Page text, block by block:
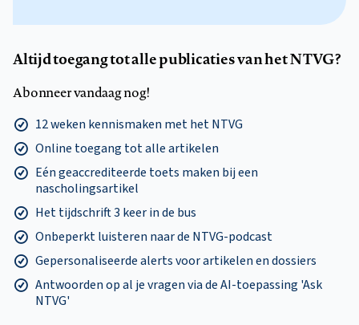
Altijd toegang tot alle publicaties van het NTVG?
Abonneer vandaag nog!
12 weken kennismaken met het NTVG
Online toegang tot alle artikelen
Eén geaccrediteerde toets maken bij een
nascholingsartikel
Het tijdschrift 3 keer in de bus
Onbeperkt luisteren naar de NTVG-podcast
Gepersonaliseerde alerts voor artikelen en dossiers
Antwoorden op al je vragen via de AI-toepassing 'Ask
NTVG'